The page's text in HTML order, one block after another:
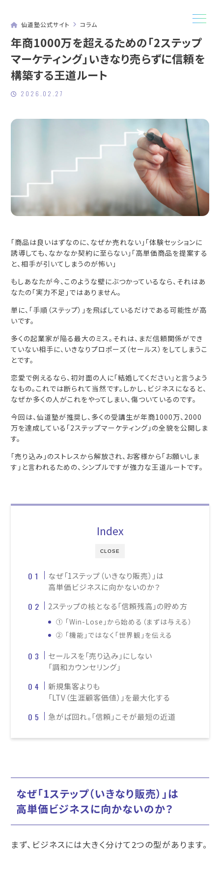
仙道塾公式サイト コラム
年商1000万を超えるための「2ステップ
マーケティング」いきなり売らずに信頼を
構築する王道ルート
2026.02.27
「商品は良いはずなのに、なぜか売れない」 「体験セッションに
誘導しても、なかなか契約に至らない」 「高単価商品を提案する
と、相手が引いてしまうのが怖い」
もしあなたが今、このような壁にぶつかっているなら、それはあ
なたの「実力不足」ではありません。
単に、「手順（ステップ）」を飛ばしているだけである可能性が高
いです。
多くの起業家が陥る最大のミス。それは、まだ信頼関係ができ
ていない相手に、いきなりプロポーズ（セールス）をしてしまうこ
とです。
恋愛で例えるなら、初対面の人に「結婚してください」と言うよう
なもの。これでは断られて当然です。しかし、ビジネスになると、
なぜか多くの人がこれをやってしまい、傷ついているのです。
今回は、仙道塾が推奨し、多くの受講生が年商1000万、2000
万を達成している「2ステップマーケティング」の全貌を公開しま
す。
「売り込み」のストレスから解放され、お客様から「お願いしま
す」と言われるための、シンプルですが強力な王道ルートです。
CLOSE
Index
なぜ「1ステップ（いきなり販売）」は
高単価ビジネスに向かないのか？
2ステップの核となる「信頼残高」の貯め方
① 「Win-Lose」から始める（まずは与える）
② 「機能」ではなく「世界観」を伝える
セールスを「売り込み」にしない
「調和カウンセリング」
新規集客よりも
「LTV（生涯顧客価値）」を最大化する
急がば回れ。「信頼」こそが最短の近道
なぜ「1ステップ（いきなり販売）」は
高単価ビジネスに向かないのか？
まず、ビジネスには大きく分けて2つの型があります。